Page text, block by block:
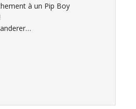
à un Pip Boy